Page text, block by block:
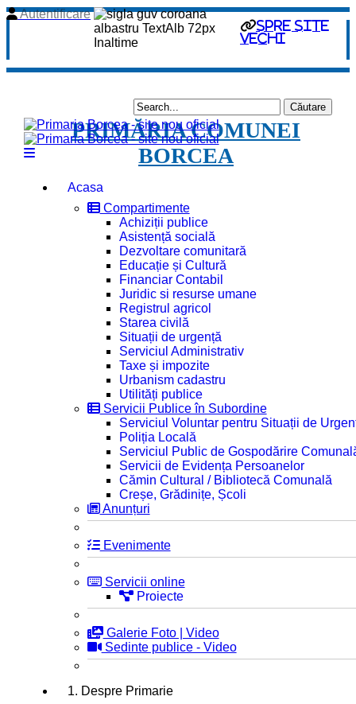
spre site
vechi
Autentificare
PRIMĂRIA COMUNEI
BORCEA
Acasa
Compartimente
Achiziții publice
Asistență socială
Dezvoltare comunitară
Educație și Cultură
Financiar Contabil
Juridic si resurse umane
Registrul agricol
Starea civilă
Situații de urgență
Serviciul Administrativ
Taxe și impozite
Urbanism cadastru
Utilități publice
Servicii Publice în Subordine
Serviciul Voluntar pentru Situații de
Poliția Locală
Serviciul Public de Gospodărire
Servicii de Evidența Persoanelor
Cămin Cultural / Bibliotecă Comunală
Creșe, Grădinițe, Școli
Anunțuri
Evenimente
Servicii online
Proiecte
Galerie Foto | Video
Sedinte publice - Video
1. Despre Primarie